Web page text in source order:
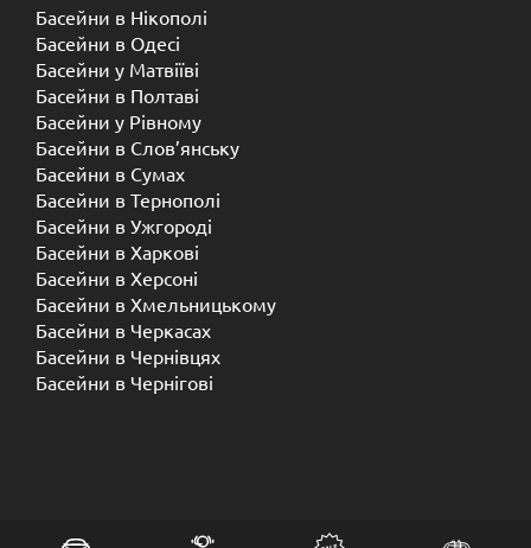
Басейни в Нікополі
Басейни в Одесі
Басейни у Матвіїві
Басейни в Полтаві
Басейни у ​​Рівному
Басейни в Слов’янську
Басейни в Сумах
Басейни в Тернополі
Басейни в Ужгороді
Басейни в Харкові
Басейни в Херсоні
Басейни в Хмельницькому
Басейни в Черкасах
Басейни в Чернівцях
Басейни в Чернігові